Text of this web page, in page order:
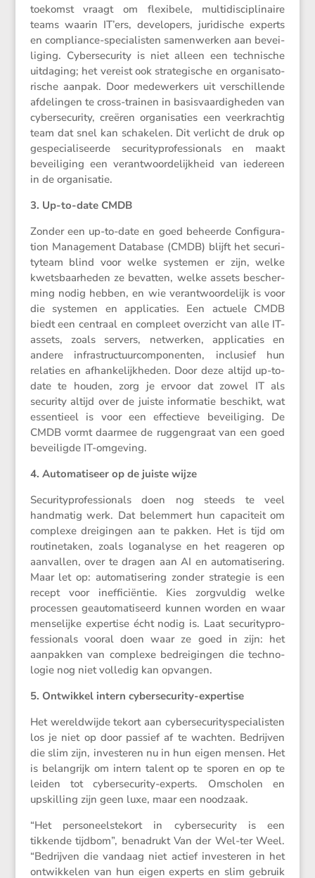
toekomst vraagt om flexi­bele, multi­dis­ci­pli­naire
teams waarin IT’ers, devel­o­pers, juridi­sche experts
en compli­ance-speci­a­listen samen­werken aan bevei­
li­ging. Cyber­se­cu­rity is niet alleen een techni­sche
uitda­ging; het vereist ook strate­gi­sche en organi­sa­to­
ri­sche aanpak. Door medewer­kers uit verschil­lende
afdelingen te cross-trainen in basis­vaar­dig­heden van
cyber­se­cu­rity, creëren organi­sa­ties een veerkrachtig
team dat snel kan schakelen. Dit verlicht de druk op
gespe­ci­a­li­seerde securi­ty­pro­fes­si­o­nals en maakt
bevei­li­ging een verant­woor­de­lijk­heid van iedereen
in de organisatie.
3. Up-to-date CMDB
Zonder een up-to-date en goed beheerde Confi­gu­ra­
tion Manage­ment Database (CMDB) blijft het securi­
ty­team blind voor welke systemen er zijn, welke
kwets­baar­heden ze bevatten, welke assets bescher­
ming nodig hebben, en wie verant­woor­de­lijk is voor
die systemen en appli­ca­ties. Een actuele CMDB
biedt een centraal en compleet overzicht van alle IT-
assets, zoals servers, netwerken, appli­ca­ties en
andere infra­struc­tuur­com­po­nenten, inclu­sief hun
relaties en afhan­ke­lijk­heden. Door deze altijd up-to-
date te houden, zorg je ervoor dat zowel IT als
security altijd over de juiste infor­matie beschikt, wat
essen­tieel is voor een effec­tieve bevei­li­ging. De
CMDB vormt daarmee de ruggen­graat van een goed
bevei­ligde IT-omgeving.
4. Automa­ti­seer op de juiste wijze
Securi­ty­pro­fes­si­o­nals doen nog steeds te veel
handmatig werk. Dat belem­mert hun capaci­teit om
complexe dreigingen aan te pakken. Het is tijd om
routi­ne­taken, zoals logana­lyse en het reageren op
aanvallen, over te dragen aan AI en automa­ti­se­ring.
Maar let op: automa­ti­se­ring zonder strategie is een
recept voor ineffi­ci­ëntie. Kies zorgvuldig welke
processen geauto­ma­ti­seerd kunnen worden en waar
mense­lijke exper­tise écht nodig is. Laat securi­ty­pro­
fes­si­o­nals vooral doen waar ze goed in zijn: het
aanpakken van complexe bedrei­gingen die techno­
logie nog niet volledig kan opvangen.
5. Ontwikkel intern cybersecurity-expertise
Het wereld­wijde tekort aan cyber­se­cu­ri­ty­spe­ci­a­listen
los je niet op door passief af te wachten. Bedrijven
die slim zijn, inves­teren nu in hun eigen mensen. Het
is belang­rijk om intern talent op te sporen en op te
leiden tot cyber­se­cu­rity-experts. Omscholen en
upskil­ling zijn geen luxe, maar een noodzaak.
“Het perso­neels­te­kort in cyber­se­cu­rity is een
tikkende tijdbom”, benadrukt Van der Wel-ter Weel.
“Bedrijven die vandaag niet actief inves­teren in het
ontwik­kelen van hun eigen experts en slim gebruik